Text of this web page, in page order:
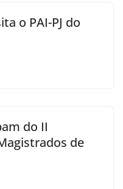
o PAI-PJ do
do II
de